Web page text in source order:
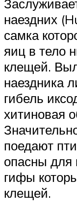
наездних
самка
яиц в тело
клещей.
наездника
гибель
хитиновая
поедают
опасны для
гифы
клещей.